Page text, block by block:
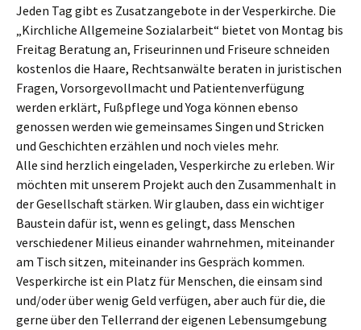
Jeden Tag gibt es Zusatzangebote in der Vesperkirche. Die
„Kirchliche Allgemeine Sozialarbeit“ bietet von Montag bis
Freitag Beratung an, Friseurinnen und Friseure schneiden
kostenlos die Haare, Rechtsanwälte beraten in juristischen
Fragen, Vorsorgevollmacht und Patientenverfügung
werden erklärt, Fußpflege und Yoga können ebenso
genossen werden wie gemeinsames Singen und Stricken
und Geschichten erzählen und noch vieles mehr.
Alle sind herzlich eingeladen, Vesperkirche zu erleben. Wir
möchten mit unserem Projekt auch den Zusammenhalt in
der Gesellschaft stärken. Wir glauben, dass ein wichtiger
Baustein dafür ist, wenn es gelingt, dass Menschen
verschiedener Milieus einander wahrnehmen, miteinander
am Tisch sitzen, miteinander ins Gespräch kommen.
Vesperkirche ist ein Platz für Menschen, die einsam sind
und/oder über wenig Geld verfügen, aber auch für die, die
gerne über den Tellerrand der eigenen Lebensumgebung